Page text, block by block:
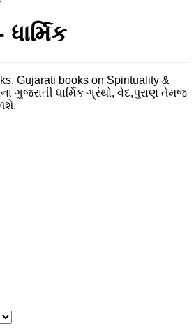
Gujarati books on Spirituality &
ગુજરાતી ધાર્મિક ગ્રંથો, વેદ,પુરાણ તેમજ